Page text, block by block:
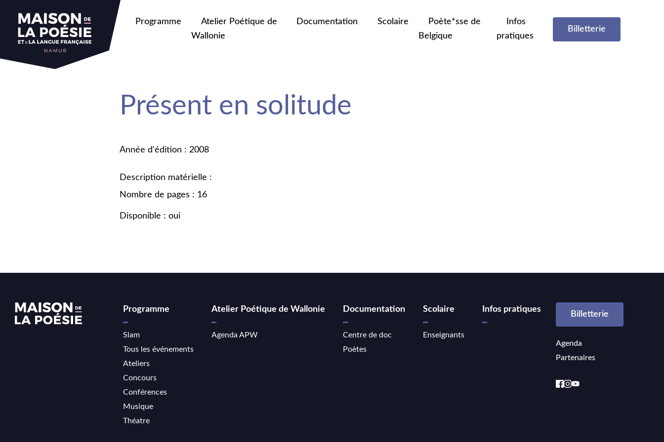
Programme
Atelier Poétique de
Wallonie
Documentation Scolaire
Poète*sse de
Belgique
Infos
pratiques
Billetterie
Présent en solitude
Année d'édition : 2008
Description matérielle :
Nombre de pages : 16
Disponible : oui
Programme
Slam
Tous les événements
Ateliers
Concours
Conférences
Musique
Théatre
Atelier Poétique de Wallonie
Agenda APW
Documentation
Centre de doc
Poètes
Scolaire
Enseignants
Infos pratiques
Billetterie
Agenda
Partenaires